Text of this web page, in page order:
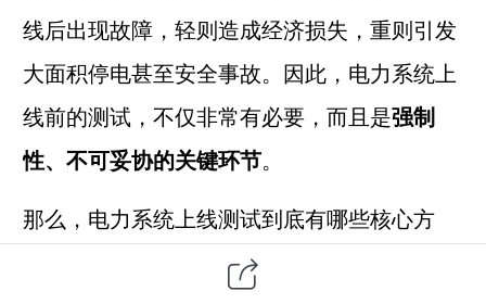
线后出现故障，轻则造成经济损失，重则引发
大面积停电甚至安全事故。因此，电力系统上
线前的测试，不仅非常有必要，而且是强制
性、不可妥协的关键环节。
那么，电力系统上线测试到底有哪些核心方
法？完整流程是什么？每一步该怎么做？本文